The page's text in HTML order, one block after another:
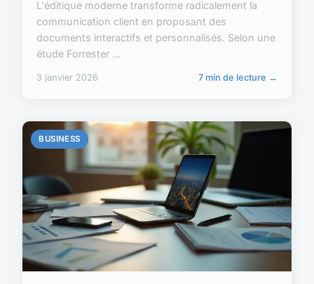
L'éditique moderne transforme radicalement la
communication client en proposant des
documents interactifs et personnalisés. Selon une
étude Forrester ...
3 janvier 2026 7 min de lecture →
BUSINESS